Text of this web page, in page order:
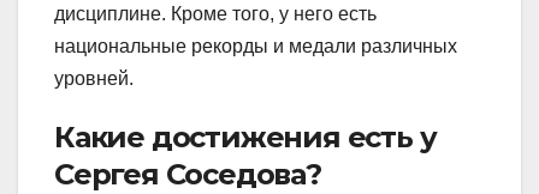
дисциплине. Кроме того, у него есть
национальные рекорды и медали различных
уровней.
Какие достижения есть у
Сергея Соседова?